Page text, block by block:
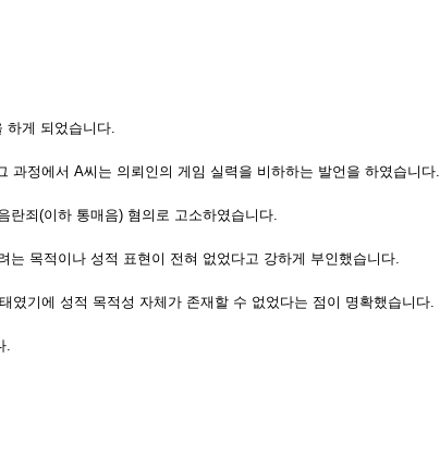
하게 되었습니다.
정에서 A씨는 의뢰인의 게임 실력을 비하하는 발언을 하였습니다.
란죄(이하 통매음) 혐의로 고소하였습니다.
목적이나 성적 표현이 전혀 없었다고 강하게 부인했습니다.
기에 성적 목적성 자체가 존재할 수 없었다는 점이 명확했습니다.
.